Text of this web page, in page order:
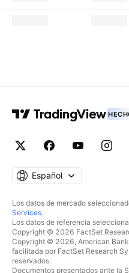
Español
Los datos de mercado
Services.
Los datos de referencia
Copyright © 2026 FactSet
Copyright © 2026, American
facilitada por FactSet Research
reservados.
Documentos presentados ante la